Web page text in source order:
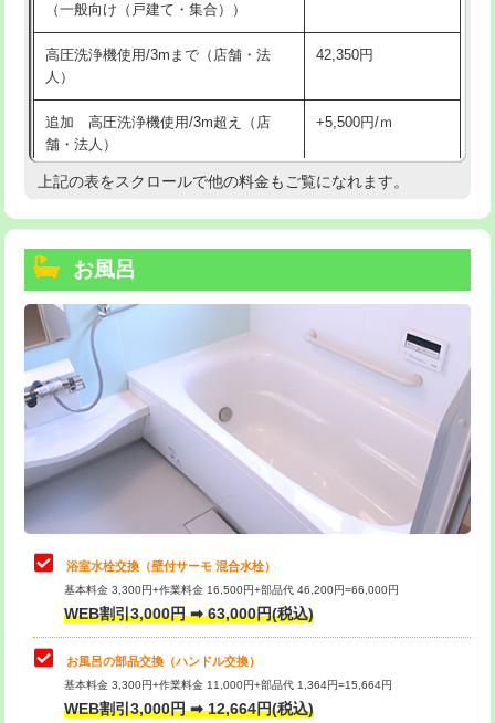
（一般向け（戸建て・集合））
高圧洗浄機使用/3mまで（店舗・法
人）
42,350円
追加 高圧洗浄機使用/3m超え（店
舗・法人）
+5,500円/ｍ
高度高圧洗浄換 現地調査
トーラー機使用/3mまで
追加トーラー機使用/3m超え
カメラ調査 33,000円
桝清掃 8,800円
止水・漏水調査・防水処理・清掃・修
理・調整・分解・加工など（軽作業）
止水・漏水調査・防水処理・清掃・修
理・調整・分解・加工など（中作業）
22,000円
止水・漏水調査・防水処理・清掃・修
理・調整・分解・加工など（重作業）
33,000円
トイレタンク脱着
トイレ便器脱着
上記の表をスクロールで他の料金もご覧になれます。
お風呂
浴室水栓交換（壁付サーモ 混合水栓）
基本料金 3,300円+作業料金 16,500円+部品代 46,200円=66,000円
WEB割引3,000円 ➡ 63,000円(税込)
お風呂の部品交換（ハンドル交換）
基本料金 3,300円+作業料金 11,000円+部品代 1,364円=15,664円
WEB割引3,000円 ➡ 12,664円(税込)